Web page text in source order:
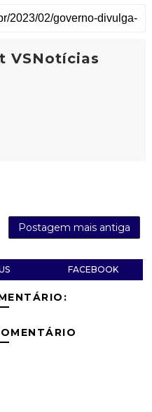
VSNotícias
Postagem mais antiga
FACEBOOK